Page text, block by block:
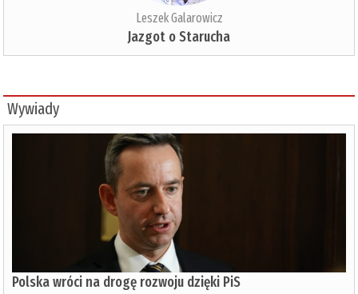
Leszek Galarowicz
Jazgot o Starucha
Wywiady
Polska wróci na drogę rozwoju dzięki PiS